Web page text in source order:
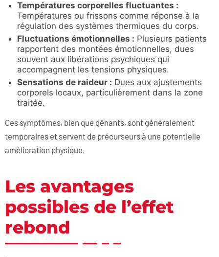
Températures corporelles fluctuantes :
Températures ou frissons comme réponse à la
régulation des systèmes thermiques du corps.
Fluctuations émotionnelles : Plusieurs patients
rapportent des montées émotionnelles, dues
souvent aux libérations psychiques qui
accompagnent les tensions physiques.
Sensations de raideur : Dues aux ajustements
corporels locaux, particulièrement dans la zone
traitée.
Ces symptômes, bien que gênants, sont généralement
temporaires et servent de précurseurs à une potentielle
amélioration physique.
Les avantages
possibles de l’effet
rebond